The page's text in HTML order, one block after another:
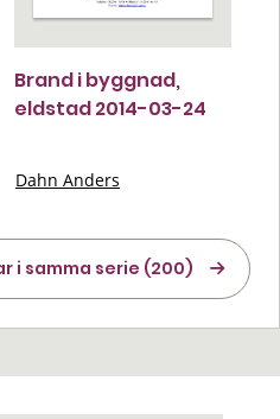
Brand i byggnad,
eldstad 2014-03-24
Dahn Anders
i samma serie (200)